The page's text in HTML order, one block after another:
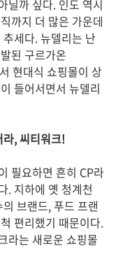
닐까 싶다. 인도 역시
까지 더 많은 가운데
세다. 뉴델리는 난
된 구르가온
현대식 쇼핑몰이 상
들어서면서 뉴델리
, 씨티워크!
필요하면 흔히 CP라
. 지하에 옛 청계천
브랜드, 푸드 프랜
편리했기 때문이다.
라는 새로운 쇼핑몰